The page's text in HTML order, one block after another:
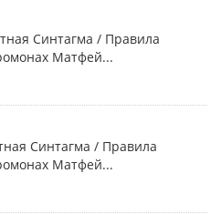
Синтагма / Правила
Матфей...
Синтагма / Правила
Матфей...